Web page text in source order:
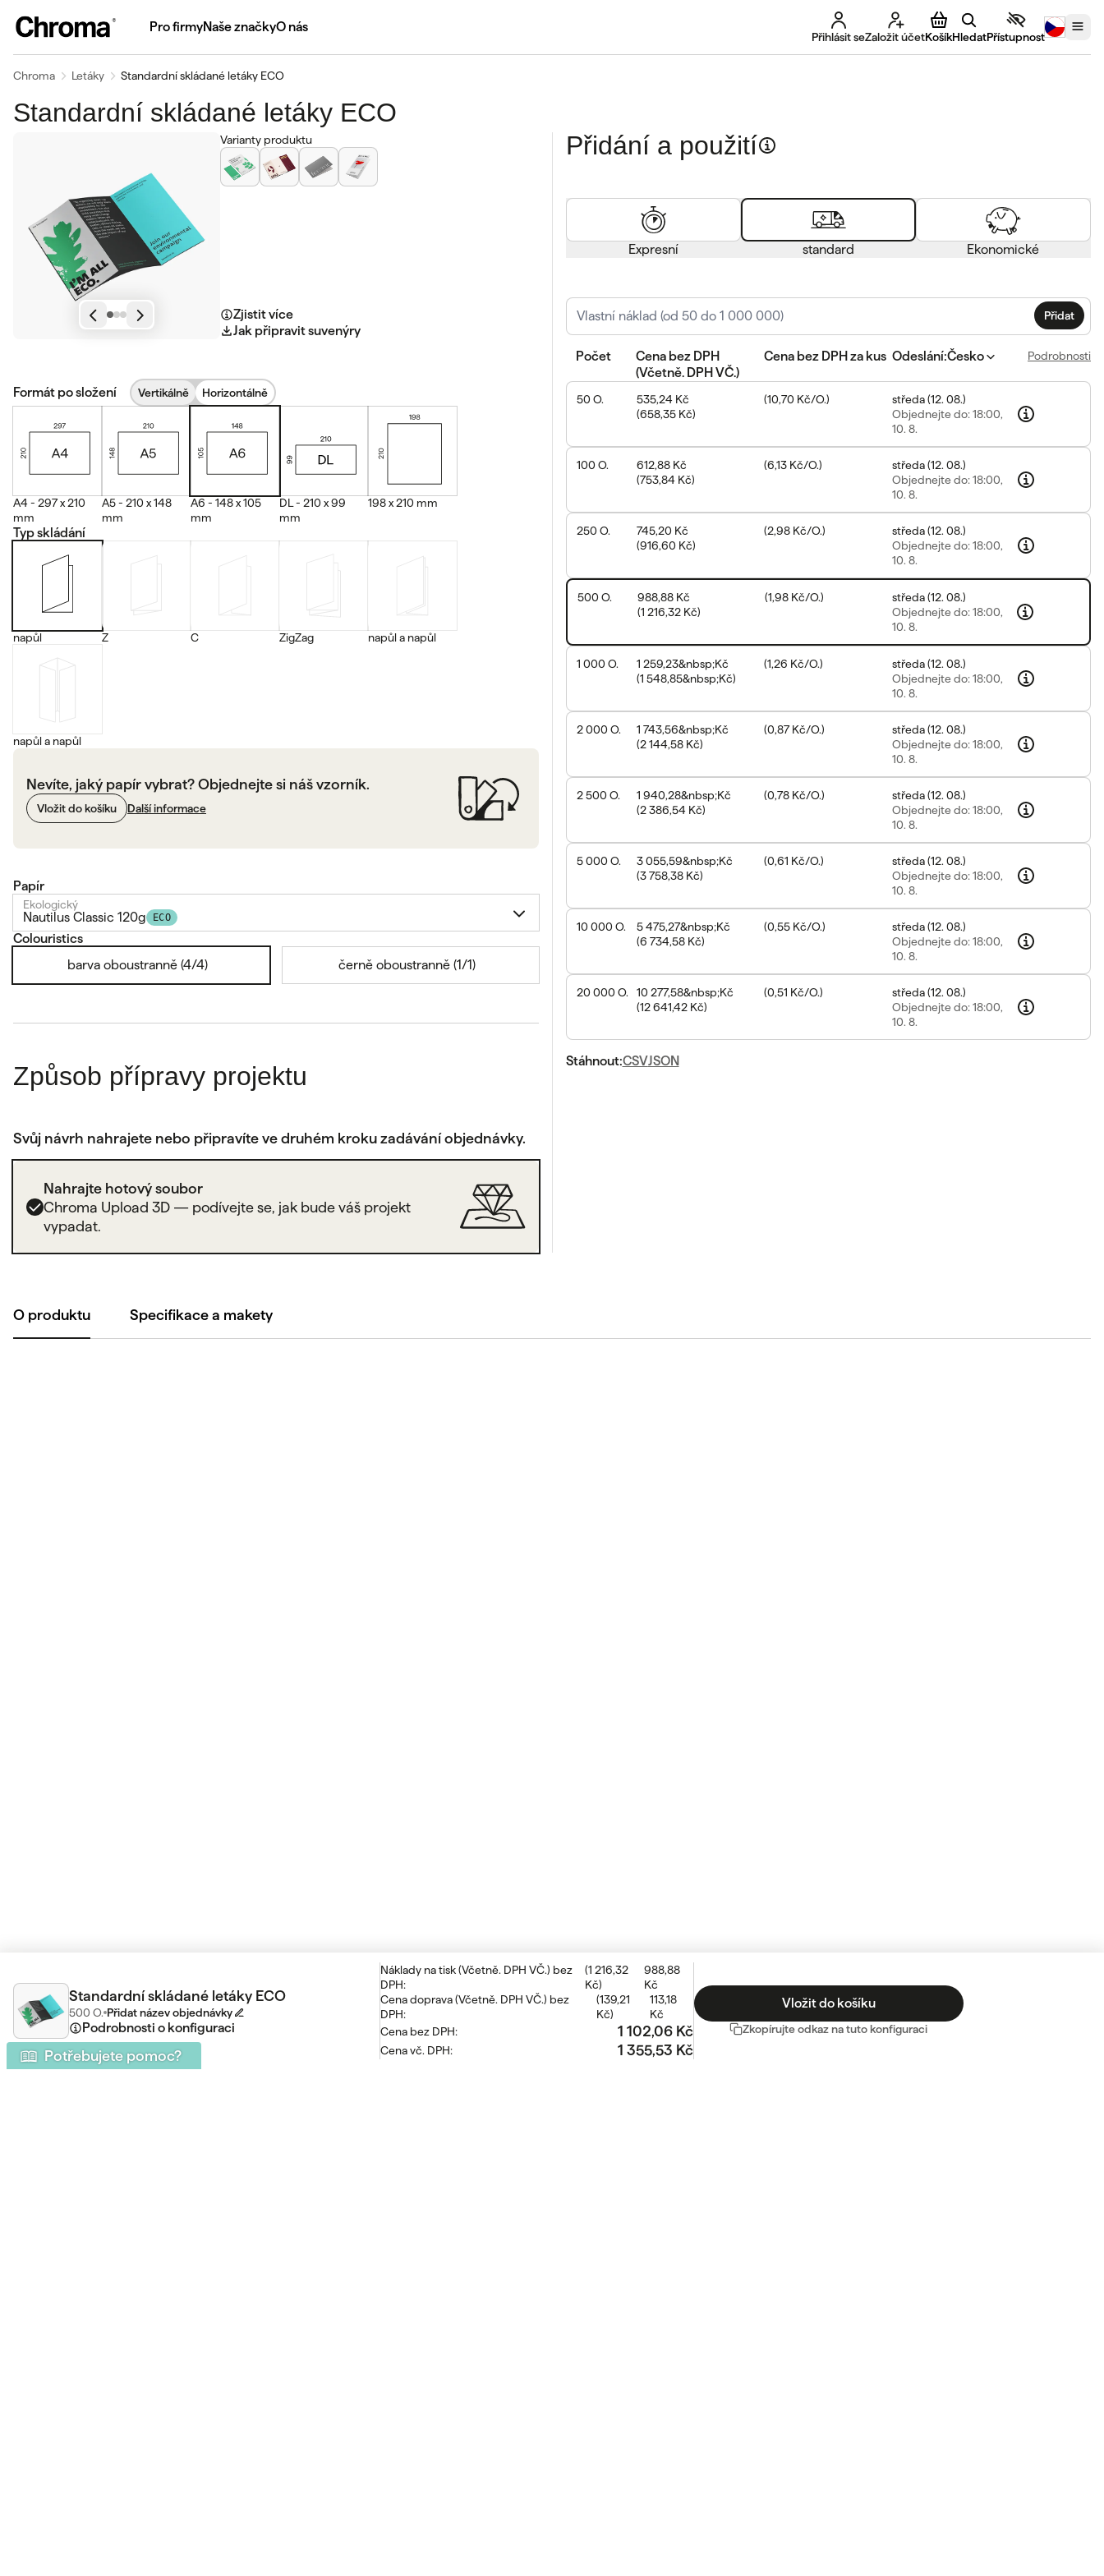
Pro firmyNaše značkyO nás
Přihlásit seZaložit účetKošíkHledatPřístupnost
Chroma Letáky Standardní skládané letáky ECO
Standardní skládané letáky ECO
Varianty produktu
Zjistit více
Jak připravit suvenýry
Formát po složení Vertikálně Horizontálně
A4 - 297 x 210
mm
A5 - 210 x 148
mm
A6 - 148 x 105
mm
DL - 210 x 99
mm
198 x 210 mm
Typ skládání
napůl Z C ZigZag napůl a napůl
napůl a napůl
Nevíte, jaký papír vybrat? Objednejte si náš vzorník.
Vložit do košíku Další informace
Papír
Ekologický
Nautilus Classic 120g ECO
Colouristics
barva oboustranně (4/4)
černě oboustranně (1/1)
Způsob přípravy projektu
Svůj návrh nahrajete nebo připravíte ve druhém kroku zadávání objednávky.
Nahrajte hotový soubor
Chroma Upload 3D — podívejte se, jak bude váš projekt
vypadat.
Přidání a použití
Expresní standard Ekonomické
Přidat
Počet Cena bez DPH
(Včetně. DPH VČ.)
Cena bez DPH za kus Odeslání:Česko Podrobnosti
50 O.
535,24 Kč
(658,35 Kč)
(10,70 Kč/O.) středa(12. 08.)
Objednejtedo: 18:00,
10. 8.
100 O.
612,88 Kč
(753,84 Kč)
(6,13 Kč/O.) středa(12. 08.)
Objednejtedo: 18:00,
10. 8.
250 O.
745,20 Kč
(916,60 Kč)
(2,98 Kč/O.) středa(12. 08.)
Objednejtedo: 18:00,
10. 8.
500 O.
988,88 Kč
(1 216,32 Kč)
(1,98 Kč/O.) středa(12. 08.)
Objednejtedo: 18:00,
10. 8.
1 000 O.
1 259,23&nbsp;Kč
(1 548,85&nbsp;Kč)
(1,26 Kč/O.) středa(12. 08.)
Objednejtedo: 18:00,
10. 8.
2 000 O.
1 743,56&nbsp;Kč
(2 144,58 Kč)
(0,87 Kč/O.) středa(12. 08.)
Objednejtedo: 18:00,
10. 8.
2 500 O.
1 940,28&nbsp;Kč
(2 386,54 Kč)
(0,78 Kč/O.) středa(12. 08.)
Objednejtedo: 18:00,
10. 8.
5 000 O.
3 055,59&nbsp;Kč
(3 758,38 Kč)
(0,61 Kč/O.) středa(12. 08.)
Objednejtedo: 18:00,
10. 8.
10 000 O.
5 475,27&nbsp;Kč
(6 734,58 Kč)
(0,55 Kč/O.) středa(12. 08.)
Objednejtedo: 18:00,
10. 8.
20 000 O.
10 277,58&nbsp;Kč
(12 641,42 Kč)
(0,51 Kč/O.) středa(12. 08.)
Objednejtedo: 18:00,
10. 8.
Stáhnout:CSVJSON
Standardní skládané letáky ECO
500 O. Přidat název objednávky
Podrobnosti o konfiguraci
Náklady na tisk(Včetně. DPH VČ.) bez
DPH:
(1 216,32
Kč)
988,88
Kč
Cena doprava(Včetně. DPH VČ.) bez
DPH:
(139,21
Kč)
113,18
Kč
Cena bez DPH: 1 102,06 Kč
Cena vč. DPH: 1 355,53 Kč
Vložit do košíku
Zkopírujte odkaz na tuto konfiguraci
O produktu Specifikace a makety
Potřebujete pomoc?